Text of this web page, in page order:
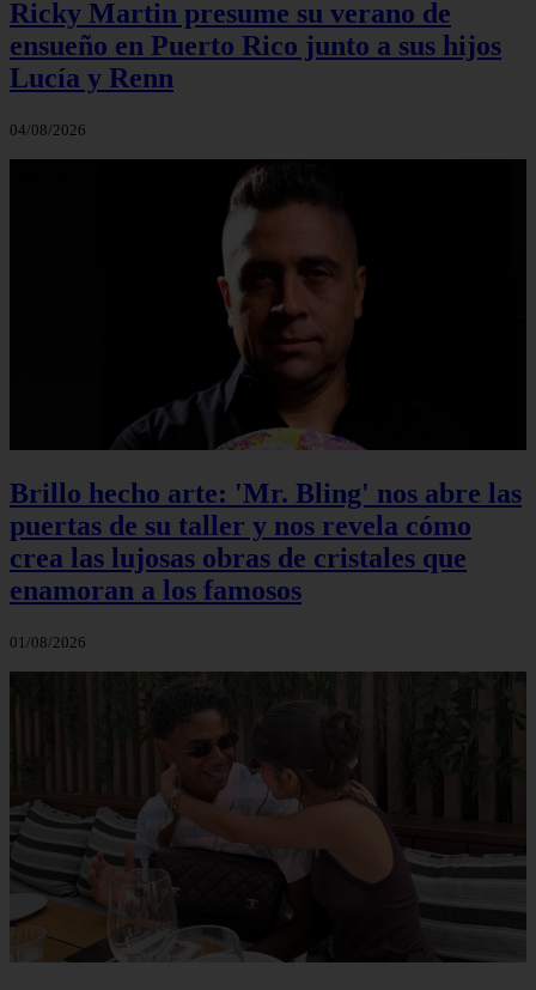
Ricky Martin presume su verano de
ensueño en Puerto Rico junto a sus hijos
Lucía y Renn
04/08/2026
Brillo hecho arte: 'Mr. Bling' nos abre las
puertas de su taller y nos revela cómo
crea las lujosas obras de cristales que
enamoran a los famosos
01/08/2026